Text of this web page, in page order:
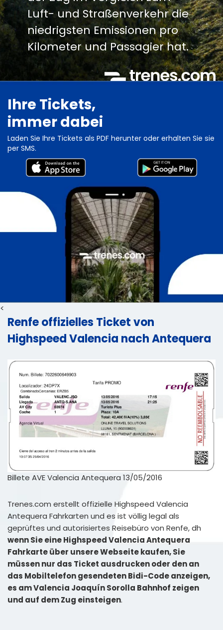
Luft- und Straßenverkehr die
niedrigsten Emissionen pro
Kilometer und Passagier hat.
Ihre Tickets,
immer dabei
Laden Sie Ihre Tickets als PDF herunter oder erhalten Sie sie
per SMS.
<
Renfe offizielles Ticket von
Highspeed Valencia nach Antequera
Billete AVE Valencia Antequera 13/05/2016
Trenes.com erstellt offizielle Highspeed Valencia
Antequera Fahrkarten und es ist völlig legal als
geprüftes und autorisiertes Reisebüro von Renfe, dh
wenn Sie eine Highspeed Valencia Antequera
Fahrkarte über unsere Webseite kaufen, Sie
müssen nur das Ticket ausdrucken oder den an
das Mobiltelefon gesendeten Bidi-Code anzeigen,
es am Valencia Joaquín Sorolla Bahnhof zeigen
und auf dem Zug einsteigen.